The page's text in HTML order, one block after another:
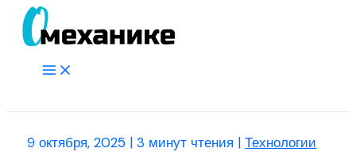
Перейти
Main
9 октября, 2025 |3 минут чтения |Технологии